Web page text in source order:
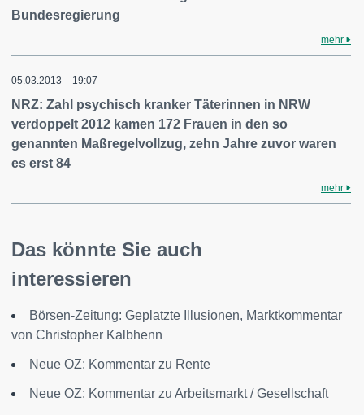
Bundesregierung
mehr
05.03.2013 – 19:07
NRZ: Zahl psychisch kranker Täterinnen in NRW
verdoppelt 2012 kamen 172 Frauen in den so
genannten Maßregelvollzug, zehn Jahre zuvor waren
es erst 84
mehr
Das könnte Sie auch
interessieren
Börsen-Zeitung: Geplatzte Illusionen, Marktkommentar
von Christopher Kalbhenn
Neue OZ: Kommentar zu Rente
Neue OZ: Kommentar zu Arbeitsmarkt / Gesellschaft